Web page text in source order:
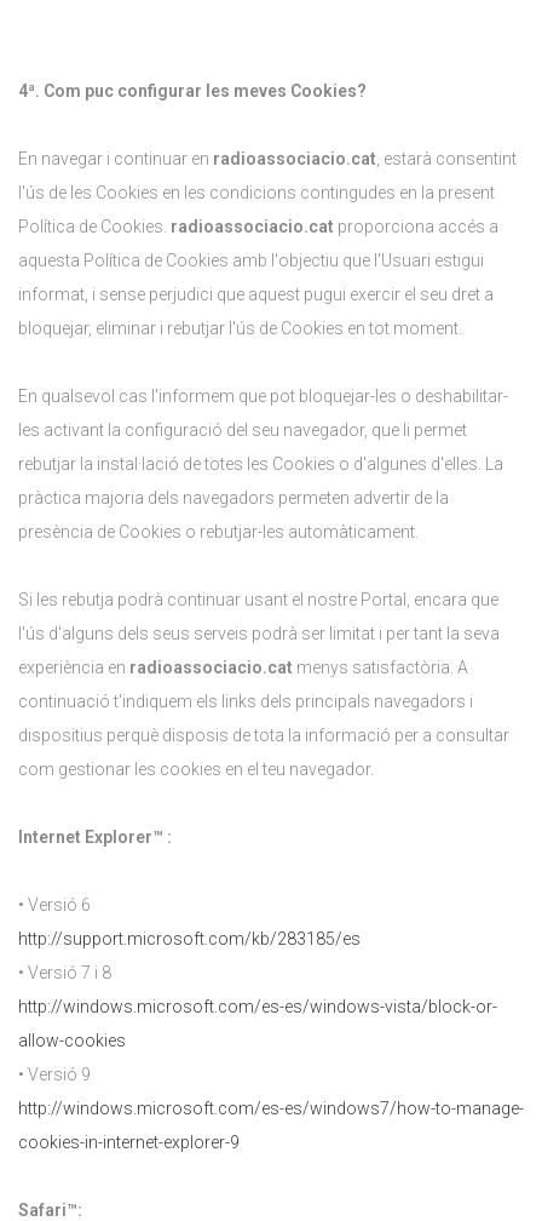
4ª. Com puc configurar les meves Cookies?
En navegar i continuar en radioassociacio.cat , estarà consentint
l'ús de les Cookies en les condicions contingudes en la present
Política de Cookies. radioassociacio.cat proporciona accés a
aquesta Política de Cookies amb l'objectiu que l'Usuari estigui
informat, i sense perjudici que aquest pugui exercir el seu dret a
bloquejar, eliminar i rebutjar l'ús de Cookies en tot moment.
En qualsevol cas l'informem que pot bloquejar-les o deshabilitar-
les activant la configuració del seu navegador, que li permet
rebutjar la instal·lació de totes les Cookies o d'algunes d'elles. La
pràctica majoria dels navegadors permeten advertir de la
presència de Cookies o rebutjar-les automàticament.
Si les rebutja podrà continuar usant el nostre Portal, encara que
l'ús d'alguns dels seus serveis podrà ser limitat i per tant la seva
experiència en radioassociacio.cat menys satisfactòria. A
continuació t'indiquem els links dels principals navegadors i
dispositius perquè disposis de tota la informació per a consultar
com gestionar les cookies en el teu navegador.
Internet Explorer™ :
• Versió 6
http://support.microsoft.com/kb/283185/es
• Versió 7 i 8
http://windows.microsoft.com/es-es/windows-vista/block-or-
allow-cookies
• Versió 9
http://windows.microsoft.com/es-es/windows7/how-to-manage-
cookies-in-internet-explorer-9
Safari™: